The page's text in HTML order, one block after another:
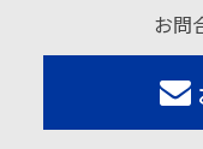
お問